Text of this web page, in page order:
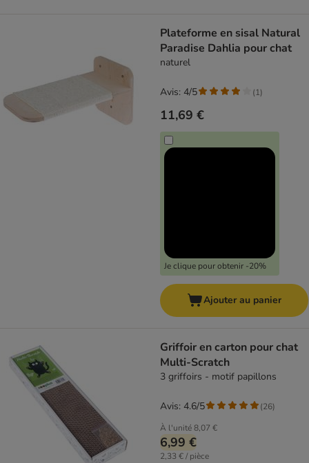
Plateforme en sisal Natural
Paradise Dahlia pour chat
naturel
11,69 €
Je clique pour obtenir -20%
Avis: 4/5 (1)
Ajouter au panier
Griffoir en carton pour chat
Multi-Scratch
3 griffoirs - motif papillons
À l'unité8,07 €
6,99 €
2,33 € / pièce
Avis: 4.6/5 (26)